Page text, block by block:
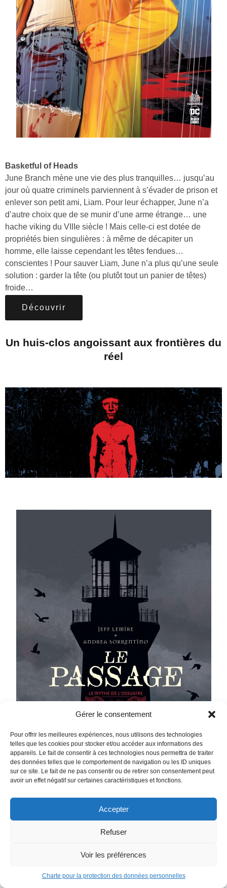
Gérer le consentement
Pour offrir les meilleures expériences, nous utilisons des technologies
telles que les cookies pour stocker et/ou accéder aux informations des
appareils. Le fait de consentir à ces technologies nous permettra de traiter
des données telles que le comportement de navigation ou les ID uniques
sur ce site. Le fait de ne pas consentir ou de retirer son consentement peut
avoir un effet négatif sur certaines caractéristiques et fonctions.
Accepter
Refuser
Voir les préférences
Charte pour la protection des données personnelles
Basketful of Heads
June Branch mène une vie des plus tranquilles… jusqu’au
jour où quatre criminels parviennent à s’évader de prison et
enlever son petit ami, Liam. Pour leur échapper, June n’a
d’autre choix que de se munir d’une arme étrange… une
hache viking du VIIIe siècle ! Mais celle-ci est dotée de
propriétés bien singulières : à même de décapiter un
homme, elle laisse cependant les têtes fendues…
conscientes ! Pour sauver Liam, June n’a plus qu’une seule
solution : garder la tête (ou plutôt tout un panier de têtes)
froide…
Découvrir
Un huis-clos angoissant aux frontières du
réel
Le Mythe de l’Ossuaire – le Passage
mer pour enquêter sur un phénomène étrange, il découvre
un puits d’apparence sans fond, apparu à même la falaise. À